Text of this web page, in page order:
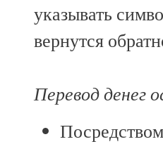
указывать
вернутся
Перевод денег